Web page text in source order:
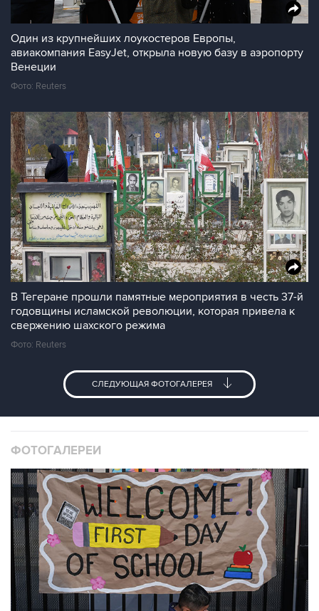
Один из крупнейших лоукостеров Европы,
авиакомпания EasyJet, открыла новую базу в аэропорту
Венеции
Фото: Reuters
В Тегеране прошли памятные мероприятия в честь 37-й
годовщины исламской революции, которая привела к
свержению шахского режима
Фото: Reuters
СЛЕДУЮЩАЯ ФОТОГАЛЕРЕЯ
ФОТОГАЛЕРЕИ